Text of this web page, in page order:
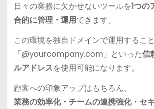
日々の業務に欠かせないツールを1つの
合的に管理・運用できます。
この環境を独自ドメインで運用すること
「@yourcompany.com」といった信
ルアドレスを使用可能になります。
顧客への印象アップはもちろん、
業務の効率化・チームの連携強化・セ